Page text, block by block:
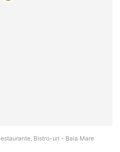
Bistro-uri - Baia Mare